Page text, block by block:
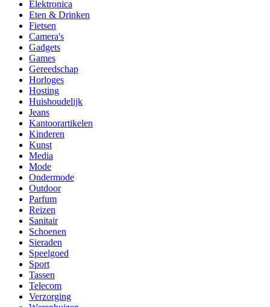
Elektronica
Eten & Drinken
Fietsen
Camera's
Gadgets
Games
Gereedschap
Horloges
Hosting
Huishoudelijk
Jeans
Kantoorartikelen
Kinderen
Kunst
Media
Mode
Ondermode
Outdoor
Parfum
Reizen
Sanitair
Schoenen
Sieraden
Speelgoed
Sport
Tassen
Telecom
Verzorging